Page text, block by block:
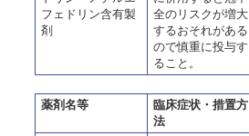
フェドリン含有製
剤
全のリスクが増大
するおそれがある
ので慎重に投与す
ること。
薬剤名等
臨床症状・措置方
法